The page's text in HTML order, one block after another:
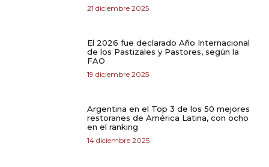
21 diciembre 2025
El 2026 fue declarado Año Internacional
de los Pastizales y Pastores, según la
FAO
19 diciembre 2025
Argentina en el Top 3 de los 50 mejores
restoranes de América Latina, con ocho
en el ranking
14 diciembre 2025